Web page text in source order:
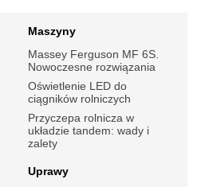
Maszyny
Massey Ferguson MF 6S.
Nowoczesne rozwiązania
Oświetlenie LED do
ciągników rolniczych
Przyczepa rolnicza w
układzie tandem: wady i
zalety
Uprawy